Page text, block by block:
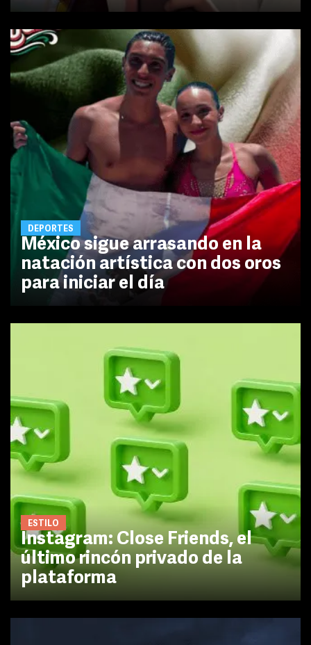
DEPORTES
México sigue arrasando en la
natación artística con dos oros
para iniciar el día
ESTILO
Instagram: Close Friends, el
último rincón privado de la
plataforma